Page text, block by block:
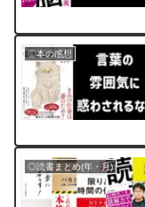
〇本の感想
◎読書まとめ(年・月)